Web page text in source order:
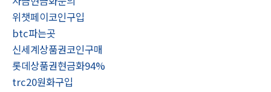
위챗페이코인구입
btc파는곳
신세계상품권코인구매
롯데상품권현금화94%
trc20원화구입